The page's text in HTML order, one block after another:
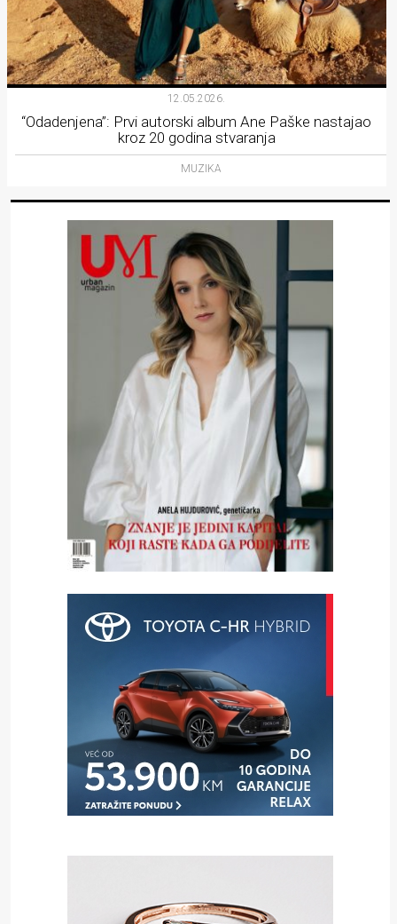
12.05.2026.
“Odadenjena”: Prvi autorski album Ane Paške nastajao
kroz 20 godina stvaranja
MUZIKA